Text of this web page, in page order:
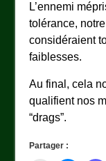
L’ennemi
tolérance,
considéraient
faiblesses.
Au final, cela
qualifient nos
“drags”.
Partager :